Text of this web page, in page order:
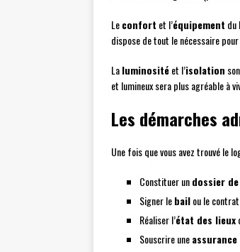
Leconfort et l’équipement du
dispose de tout le nécessaire
Laluminositéet l’isolation
et lumineux sera plus agréable à
Les démarches
Une fois que vous avez trouvé le
Constituer undossier
Signer lebailou le
Réaliser l’état des lieux
Souscrire une